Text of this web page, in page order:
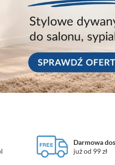
Darmowa
już od 99 zł